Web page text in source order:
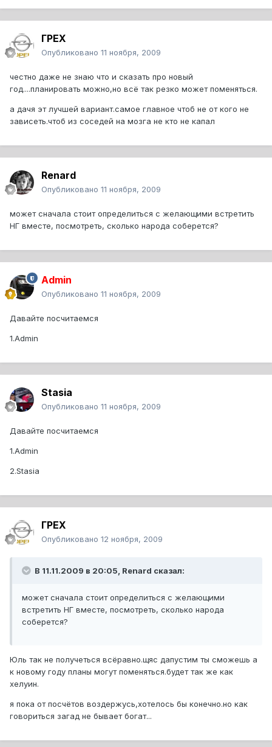
ГРЕХ
Опубликовано 11 ноября, 2009
честно даже не знаю что и сказать про новый
год....планировать можно,но всё так резко может поменяться.
а дачя эт лучшей вариант.самое главное чтоб не от кого не
зависеть.чтоб из соседей на мозга не кто не капал
Renard
Опубликовано 11 ноября, 2009
может сначала стоит определиться с желающими встретить
НГ вместе, посмотреть, сколько народа соберется?
Admin
Опубликовано 11 ноября, 2009
Давайте посчитаемся
1.Admin
Stasia
Опубликовано 11 ноября, 2009
Давайте посчитаемся
1.Admin
2.Stasia
ГРЕХ
Опубликовано 12 ноября, 2009
В 11.11.2009 в 20:05, Renard сказал:
может сначала стоит определиться с желающими
встретить НГ вместе, посмотреть, сколько народа
соберется?
Юль так не получеться всёравно.щяс дапустим ты сможешь а
к новому году планы могут поменяться.будет так же как
хелуин.
я пока от посчётов воздержусь,хотелось бы конечно.но как
говориться загад не бывает богат...